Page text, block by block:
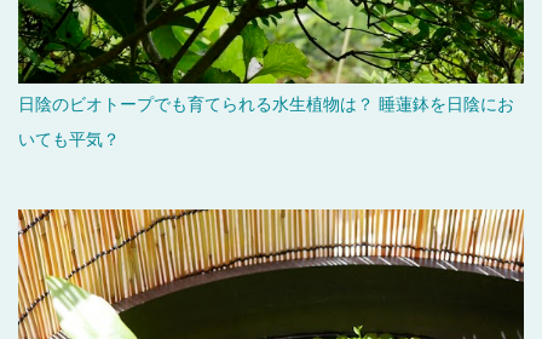
日陰のビオトープでも育てられる水生植物は？ 睡蓮鉢を日陰にお
いても平気？